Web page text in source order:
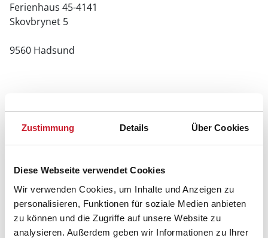
Zustimmung Details Über Cookies
Diese Webseite verwendet Cookies
Wir verwenden Cookies, um Inhalte und Anzeigen zu
personalisieren, Funktionen für soziale Medien anbieten
zu können und die Zugriffe auf unsere Website zu
analysieren. Außerdem geben wir Informationen zu Ihrer
Ferienhaus 45-4141
Skovbrynet 5
9560 Hadsund